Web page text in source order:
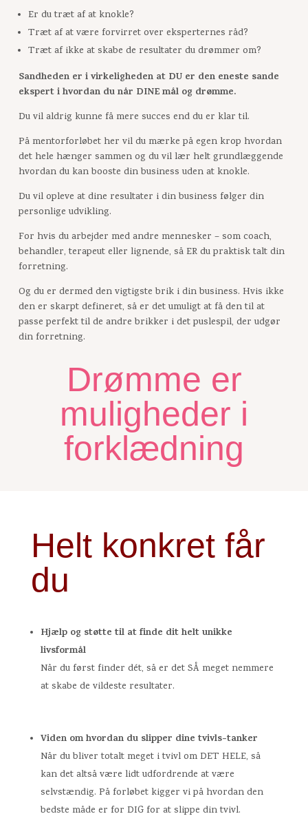
Er du træt af at knokle?
Træt af at være forvirret over eksperternes råd?
Træt af ikke at skabe de resultater du drømmer om?
Sandheden er i virkeligheden at DU er den eneste sande
ekspert i hvordan du når DINE mål og drømme.
Du vil aldrig kunne få mere succes end du er klar til.
På mentorforløbet her vil du mærke på egen krop hvordan
det hele hænger sammen og du vil lær helt grundlæggende
hvordan du kan booste din business uden at knokle.
Du vil opleve at dine resultater i din business følger din
personlige udvikling.
For hvis du arbejder med andre mennesker – som coach,
behandler, terapeut eller lignende, så ER du praktisk talt din
forretning.
Og du er dermed den vigtigste brik i din business. Hvis ikke
den er skarpt defineret, så er det umuligt at få den til at
passe perfekt til de andre brikker i det puslespil, der udgør
din forretning.
Drømme er
muligheder i
forklædning
Helt konkret får
du
Hjælp og støtte til at finde dit helt unikke
livsformål
Når du først finder dét, så er det SÅ meget nemmere
at skabe de vildeste resultater.
Viden om hvordan du slipper dine tvivls-tanker
Når du bliver totalt meget i tvivl om DET HELE, så
kan det altså være lidt udfordrende at være
selvstændig. På forløbet kigger vi på hvordan den
bedste måde er for DIG for at slippe din tvivl.